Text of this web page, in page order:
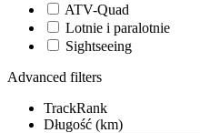
ATV-Quad
Lotnie i paralotnie
Sightseeing
Advanced filters
TrackRank
Długość (km)